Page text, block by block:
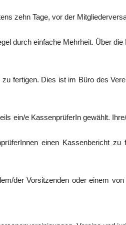
zehn Tage, vor der
durch einfache Mehrheit. Über
fertigen. Dies ist im Büro des
ein/e KassenprüferIn gewählt.
einen Kassenbericht
der Vorsitzenden oder einem